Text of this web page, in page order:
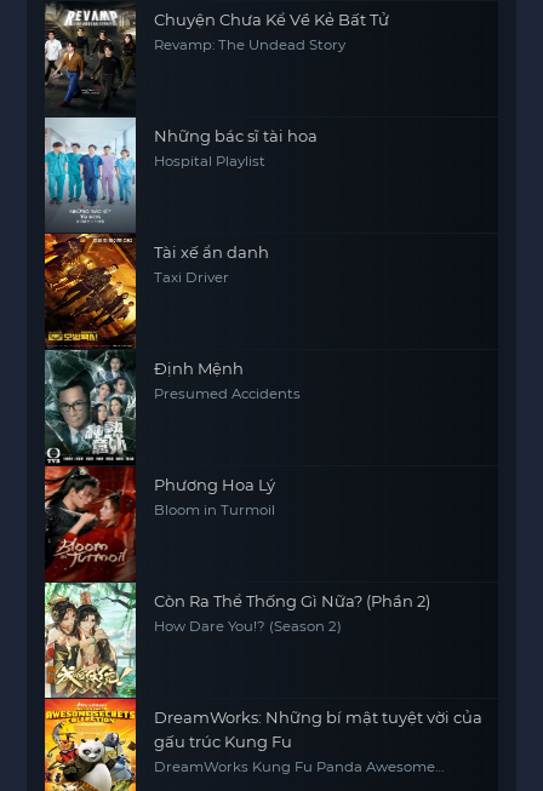
Chuyện Chưa Kể Về Kẻ Bất Tử
Revamp: The Undead Story
Những bác sĩ tài hoa
Hospital Playlist
Tài xế ẩn danh
Taxi Driver
Định Mệnh
Presumed Accidents
Phương Hoa Lý
Bloom in Turmoil
Còn Ra Thể Thống Gì Nữa? (Phần 2)
How Dare You!? (Season 2)
DreamWorks: Những bí mật tuyệt vời của
gấu trúc Kung Fu
DreamWorks Kung Fu Panda Awesome